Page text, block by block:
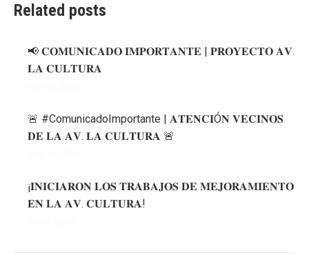
Related posts
📢 𝐂𝐎𝐌𝐔𝐍𝐈𝐂𝐀𝐃𝐎 𝐈𝐌𝐏𝐎𝐑𝐓𝐀𝐍𝐓𝐄 | 𝐏𝐑𝐎𝐘𝐄𝐂𝐓𝐎 𝐀𝐕.
𝐋𝐀 𝐂𝐔𝐋𝐓𝐔𝐑𝐀
🚨 #ComunicadoImportante | 𝐀𝐓𝐄𝐍𝐂𝐈Ó𝐍 𝐕𝐄𝐂𝐈𝐍𝐎𝐒
𝐃𝐄 𝐋𝐀 𝐀𝐕. 𝐋𝐀 𝐂𝐔𝐋𝐓𝐔𝐑𝐀 🚨
¡𝐈𝐍𝐈𝐂𝐈𝐀𝐑𝐎𝐍 𝐋𝐎𝐒 𝐓𝐑𝐀𝐁𝐀𝐉𝐎𝐒 𝐃𝐄 𝐌𝐄𝐉𝐎𝐑𝐀𝐌𝐈𝐄𝐍𝐓𝐎
𝐄𝐍 𝐋𝐀 𝐀𝐕. 𝐂𝐔𝐋𝐓𝐔𝐑𝐀!